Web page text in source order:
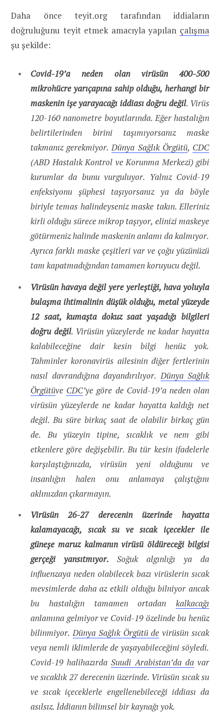
Daha önce teyit.org tarafından iddiaların
doğruluğunu teyit etmek amacıyla yapılan çalışma
şu şekilde:
Covid-19’a neden olan virüsün 400-500
mikrohücre yarıçapına sahip olduğu, herhangi bir
maskenin işe yarayacağı iddiası doğru değil. Virüs
120-160 nanometre boyutlarında. Eğer hastalığın
belirtilerinden birini taşımıyorsanız maske
takmanız gerekmiyor.Dünya Sağlık Örgütü, CDC
(ABD Hastalık Kontrol ve Korunma Merkezi) gibi
kurumlar da bunu vurguluyor. Yalnız Covid-19
enfeksiyonu şüphesi taşıyorsanız ya da böyle
biriyle temas halindeyseniz maske takın. Elleriniz
kirli olduğu sürece mikrop taşıyor, elinizi maskeye
götürmeniz halinde maskenin anlamı da kalmıyor.
Ayrıca farklı maske çeşitleri var ve çoğu yüzünüzü
tam kapatmadığından tamamen koruyucu değil.
Virüsün havaya değil yere yerleştiği, hava yoluyla
bulaşma ihtimalinin düşük olduğu, metal yüzeyde
12 saat, kumaşta dokuz saat yaşadığı bilgileri
doğru değil. Virüsün yüzeylerde ne kadar hayatta
kalabileceğine dair kesin bilgi henüz yok.
Tahminler koronavirüs ailesinin diğer fertlerinin
nasıl davrandığına dayandırılıyor. Dünya Sağlık
Örgütüve CDC’ye göre de Covid-19’a neden olan
virüsün yüzeylerde ne kadar hayatta kaldığı net
değil. Bu süre birkaç saat de olabilir birkaç gün
de. Bu yüzeyin tipine, sıcaklık ve nem gibi
etkenlere göre değişebilir. Bu tür kesin ifadelerle
karşılaştığınızda, virüsün yeni olduğunu ve
insanlığın halen onu anlamaya çalıştığını
aklınızdan çıkarmayın.
Virüsün 26-27 derecenin üzerinde hayatta
kalamayacağı, sıcak su ve sıcak içecekler ile
güneşe maruz kalmanın virüsü öldüreceği bilgisi
gerçeği yansıtmıyor. Soğuk algınlığı ya da
influenzaya neden olabilecek bazı virüslerin sıcak
mevsimlerde daha az etkili olduğu bilniyor ancak
bu hastalığın tamamen ortadan kalkacağı
anlamına gelmiyor ve Covid-19 özelinde bu henüz
bilinmiyor.Dünya Sağlık Örgütü de virüsün sıcak
veya nemli iklimlerde de yaşayabileceğini söyledi.
Covid-19 halihazırdaSuudi Arabistan’da davar
ve sıcaklık 27 derecenin üzerinde. Virüsün sıcak su
ve sıcak içeceklerle engellenebileceği iddiası da
asılsız. İddianın bilimsel bir kaynağı yok.